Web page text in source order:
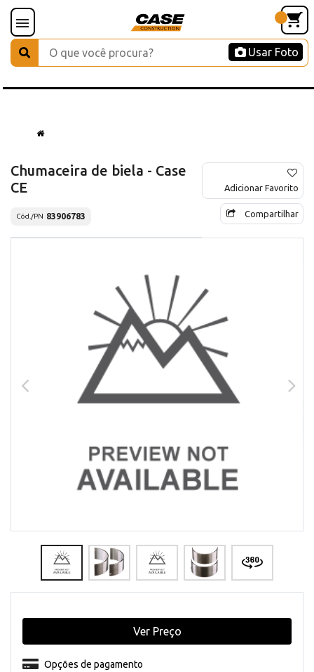
Usar Foto
Chumaceira de biela - Case
CE
Cód./PN 83906783
Adicionar Favorito
Compartilhar
Opções de pagamento
Ver Preço